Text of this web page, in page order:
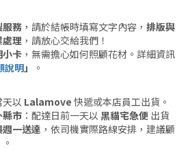
服務 ，請於結帳時填寫文字內容， 排版與
處理 ，請放心交給我們！
小卡 ，無需擔心如何照顧花材。詳細資訊
說明」
。
天以 Lalamove 快遞或本店員工出貨。
縣市 ：配達日前一天以 黑貓宅急便 出貨
一送達 ，依司機實際路線安排，建議顧